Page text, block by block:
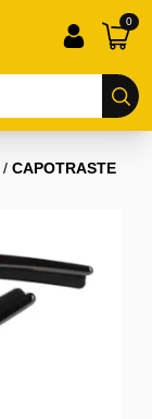
0
/ CAPOTRASTE